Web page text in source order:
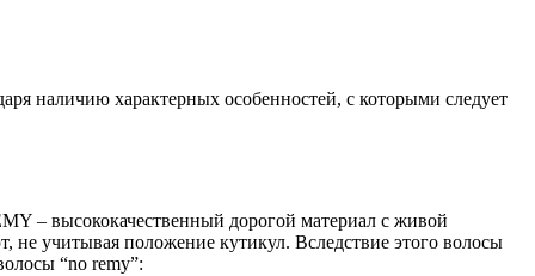
наличию характерных особенностей, с которыми следует
– высококачественный дорогой материал с живой
не учитывая положение кутикул. Вследствие этого волосы
“no remy”: